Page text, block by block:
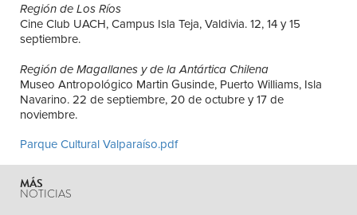
Región de Los Ríos
Cine Club UACH, Campus Isla Teja, Valdivia. 12, 14 y 15
septiembre.
Región de Magallanes y de la Antártica Chilena
Museo Antropológico Martin Gusinde, Puerto Williams, Isla
Navarino. 22 de septiembre, 20 de octubre y 17 de
noviembre.
Parque Cultural Valparaíso.pdf
MÁS
NOTICIAS